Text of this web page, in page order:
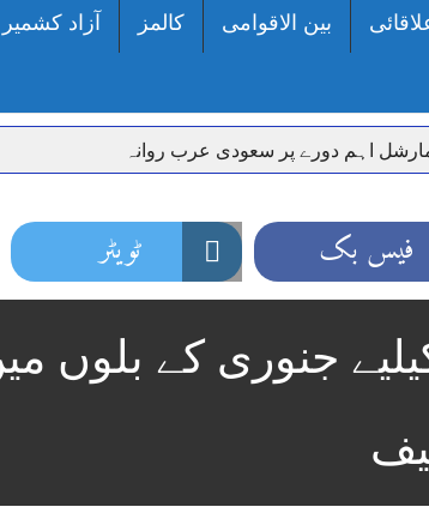
بین الاقوامی کالمز آزاد کشمیر
اہم دورے پر سعودی عرب روانہ
بلاک،عدالت کا شہری کو پیش ہونے کا حکم
ناصر کا دورہء کلرسیداں
فوجی اعزاز کے ساتھ سپردِ خاک
فیس بک ٹویٹر